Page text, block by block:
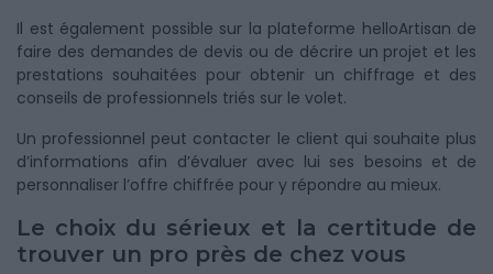
Il est également possible sur la plateforme helloArtisan de
faire des demandes de devis ou de décrire un projet et les
prestations souhaitées pour obtenir un chiffrage et des
conseils de professionnels triés sur le volet.
Un professionnel peut contacter le client qui souhaite plus
d’informations afin d’évaluer avec lui ses besoins et de
personnaliser l’offre chiffrée pour y répondre au mieux.
Le choix du sérieux et la certitude de
trouver un pro près de chez vous